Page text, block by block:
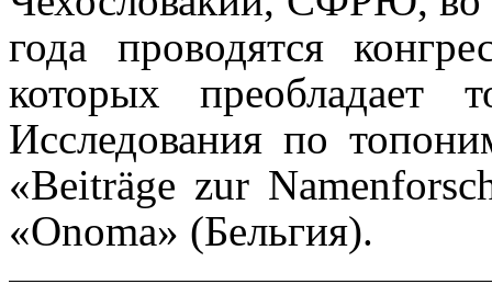
года проводятся
которых преобладает
Иссле­до­ва­ния по
«Beiträge zur
«Onoma» (Бельгия).